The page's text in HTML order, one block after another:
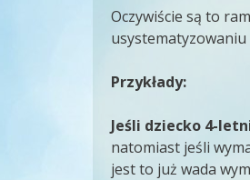
Oczywiście są to
usystematyzowaniu
Przykłady:
Jeśli dziecko 4-
natomiast jeśli
jest to już wada